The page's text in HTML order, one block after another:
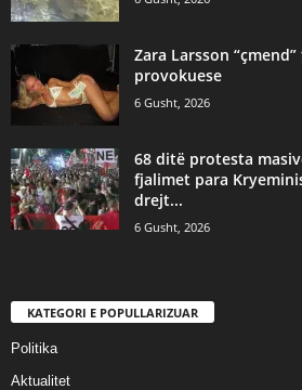
Zara Larsson
provokuese
6 Gusht, 2026
68 ditë protesta
fjalimet para
drejt...
6 Gusht, 2026
KATEGORI E POPULLARIZUAR
Politika
Aktualitet